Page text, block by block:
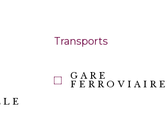
Transports
GARE
FERROVIAIRE